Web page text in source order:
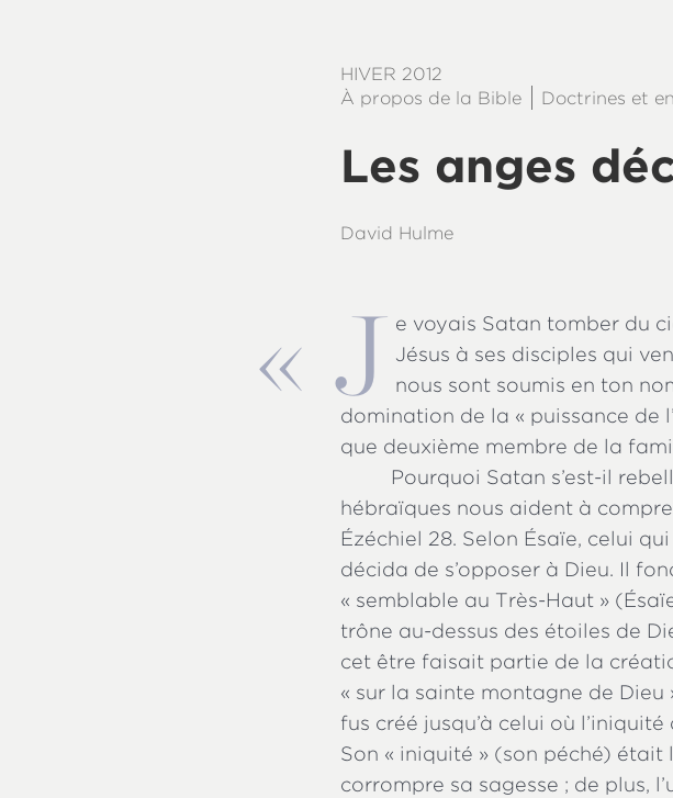
HIVER 2012
À propos de la Bible
Doctrines et
Les anges
David Hulme
« J e voyais Satan tomber du
Jésus à ses disciples qui
nous sont soumis en ton
domination de la « puissance de
que deuxième membre de la
Pourquoi Satan s’est-il
hébraïques nous aident à
Ézéchiel 28. Selon Ésaïe, celui
décida de s’opposer à Dieu. Il
« semblable au Très-Haut »
trône au-dessus des étoiles de
cet être faisait partie de la
« sur la sainte montagne de
fus créé jusqu’à celui où
Son « iniquité » (son péché)
corrompre sa sagesse ; de plus,